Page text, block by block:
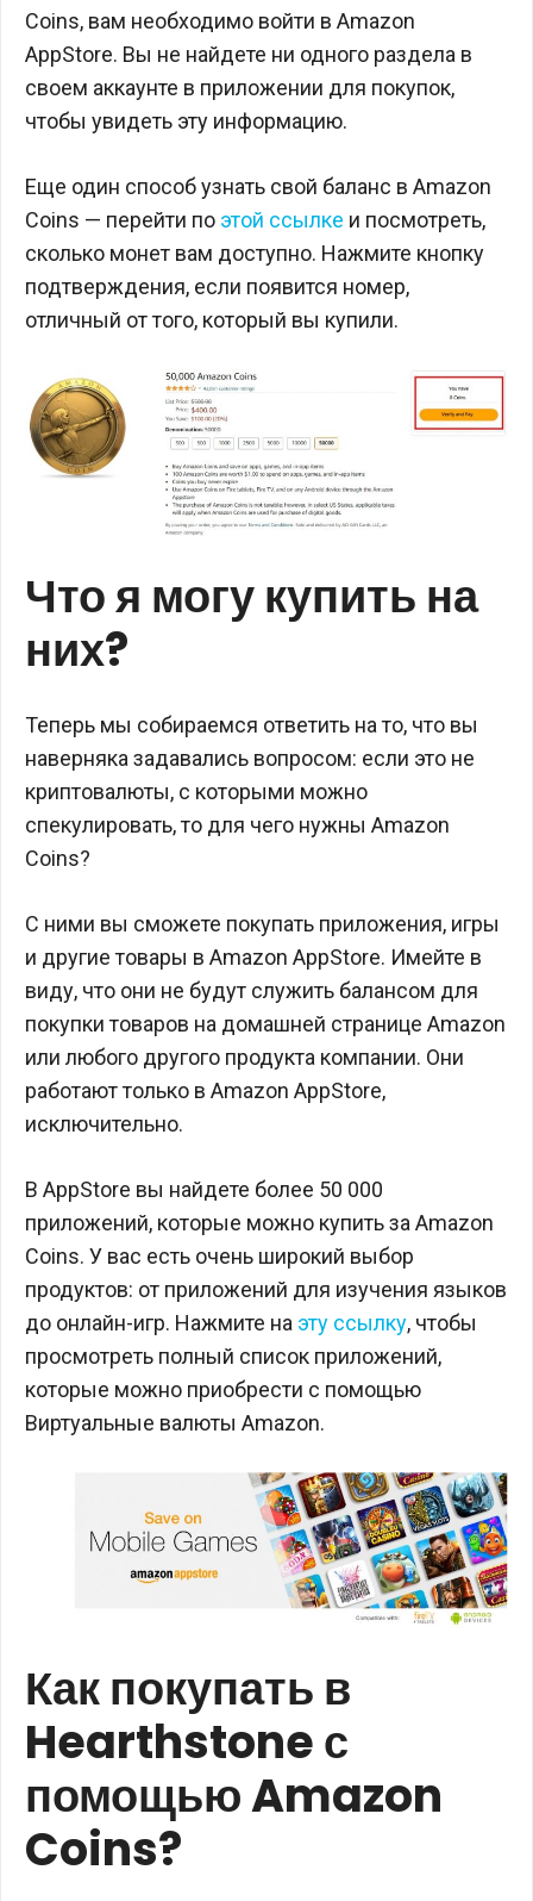
Coins, вам необходимо войти в Amazon
AppStore. Вы не найдете ни одного раздела в
своем аккаунте в приложении для покупок,
чтобы увидеть эту информацию.
Еще один способ узнать свой баланс в Amazon
Coins — перейти по этой ссылке и посмотреть,
сколько монет вам доступно. Нажмите кнопку
подтверждения, если появится номер,
отличный от того, который вы купили.
Что я могу купить на
них?
Теперь мы собираемся ответить на то, что вы
наверняка задавались вопросом: если это не
криптовалюты, с которыми можно
спекулировать, то для чего нужны Amazon
Coins?
С ними вы сможете покупать приложения, игры
и другие товары в Amazon AppStore. Имейте в
виду, что они не будут служить балансом для
покупки товаров на домашней странице Amazon
или любого другого продукта компании. Они
работают только в Amazon AppStore,
исключительно.
В AppStore вы найдете более 50 000
приложений, которые можно купить за Amazon
Coins. У вас есть очень широкий выбор
продуктов: от приложений для изучения языков
до онлайн-игр. Нажмите на эту ссылку, чтобы
просмотреть полный список приложений,
которые можно приобрести с помощью
Виртуальные валюты Amazon.
Как покупать в
Hearthstone с
помощью Amazon
Coins?